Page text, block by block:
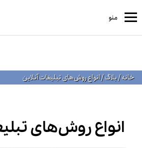
منو
خانه/بلاگ/انواع روش‌های تبلیغات آنلاین
انواع روش‌های